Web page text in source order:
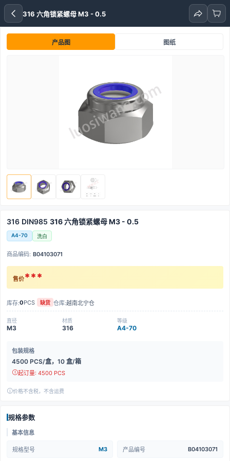
316 六角锁紧螺母 M3 - 0.5
产品图 图纸
316 DIN985 316 六角锁紧螺母 M3 - 0.5
A4-70 洗白
商品编码: B04103071
售价***
库存:0PCS 缺货 仓库:越南北宁仓
直径
M3
材质
316
等级
A4-70
包装规格
4500 PCS/盒，10 盒/箱
起订量: 4500 PCS
价格不含税，不含运费
规格参数
基本信息
规格型号 M3 产品编号 B04103071